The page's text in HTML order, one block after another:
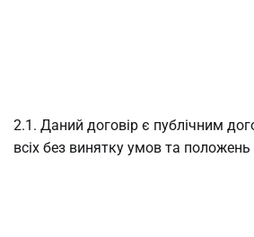
2.1. Даний договір є публічним
всіх без винятку умов та